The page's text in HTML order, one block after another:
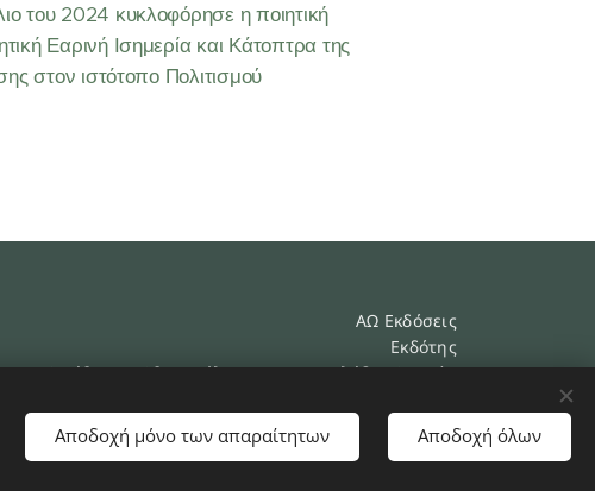
του 2024 κυκλοφόρησε η ποιητική
Εαρινή Ισημερία και Κάτοπτρα της
στον ιστότοπο Πολιτισμού
ΑΩ Εκδόσεις
Εκδότης
Διεύθυνση: Αθ. Μιχάλη 19 190 10 Καλύβια Αττικής
e-mail: aomegaekdoseis@yahoo.gr
Cookies
Αποδοχή μόνο των απαραίτητων Αποδοχή όλων